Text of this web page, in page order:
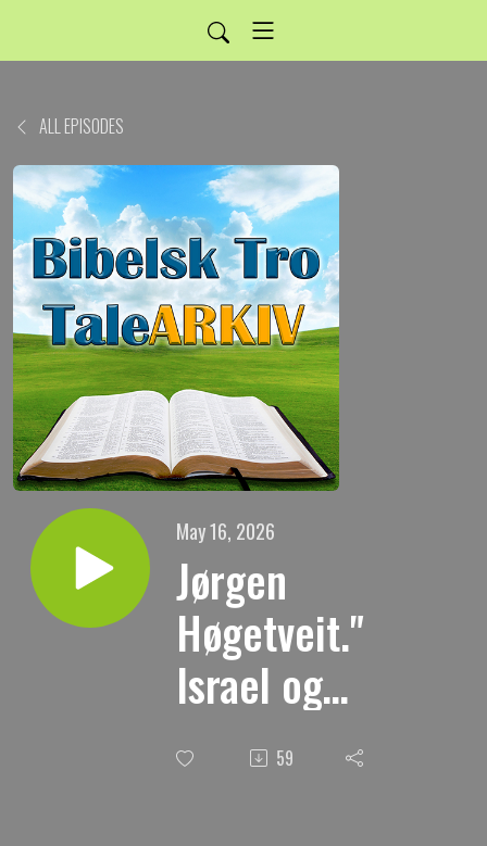
ALL EPISODES
May 16, 2026
Jørgen
Høgetveit."
Israel og
profetiene."
59